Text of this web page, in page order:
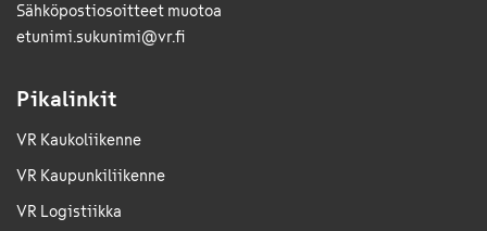
Sähkö­posti­osoitteet muotoa
etunimi.sukunimi@vr.fi
Pikalinkit
VR Kaukoliikenne
VR Kaupunkiliikenne
VR Logistiikka